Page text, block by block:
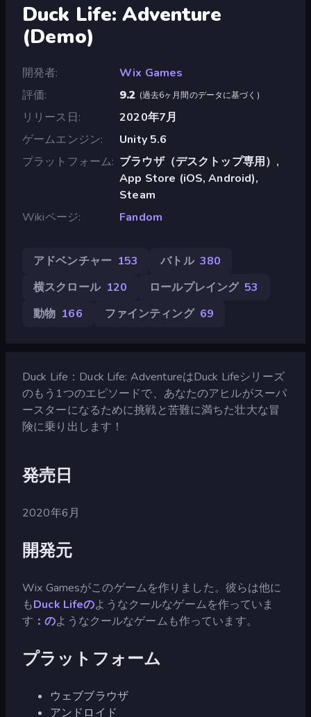
Duck Life: Adventure
(Demo)
開発者
Wix Games
評価
9.2 (過去6ヶ月間のデータに基づく )
リリース日
2020年7月
ゲームエンジン
Unity 5.6
プラットフォーム ブラウザ（デスクトップ専用）,
App Store (iOS, Android),
Steam
Wikiページ
Fandom
アドベンチャー 153 バトル 380
横スクロール 120 ロールプレイング 53
動物 166 ファインティング 69
Duck Life：Duck Life: AdventureはDuck Lifeシリーズ
のもう1つのエピソードで、あなたのアヒルがスーパ
ースターになるために挑戦と苦難に満ちた壮大な冒
険に乗り出します！
発売日
2020年6月
開発元
Wix Gamesがこのゲームを作りました。彼らは他に
もDuck Lifeのようなクールなゲームを作っていま
す ：のようなクールなゲームも作っています。
プラットフォーム
ウェブブラウザ
アンドロイド